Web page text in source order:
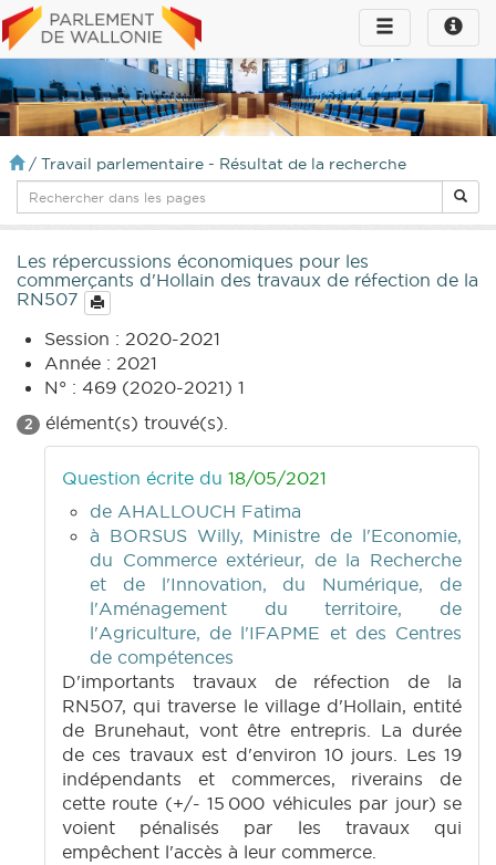
Toggle
infos
Toggle
navigation
/ Travail parlementaire - Résultat de la recherche
Les répercussions économiques pour les
commerçants d'Hollain des travaux de réfection de la
RN507
Session : 2020-2021
Année : 2021
N° : 469 (2020-2021) 1
2 élément(s) trouvé(s).
Question écrite du 18/05/2021
de AHALLOUCH Fatima
à BORSUS Willy, Ministre de l'Economie,
du Commerce extérieur, de la Recherche
et de l'Innovation, du Numérique, de
l'Aménagement du territoire, de
l'Agriculture, de l'IFAPME et des Centres
de compétences
D'importants travaux de réfection de la
RN507, qui traverse le village d'Hollain, entité
de Brunehaut, vont être entrepris. La durée
de ces travaux est d'environ 10 jours. Les 19
indépendants et commerces, riverains de
cette route (+/- 15 000 véhicules par jour) se
voient pénalisés par les travaux qui
empêchent l'accès à leur commerce.